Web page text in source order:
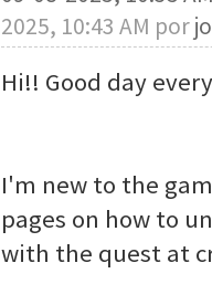
2025, 10:43 AM por
Hi!! Good day
I'm new to the
pages on how to
with the quest at